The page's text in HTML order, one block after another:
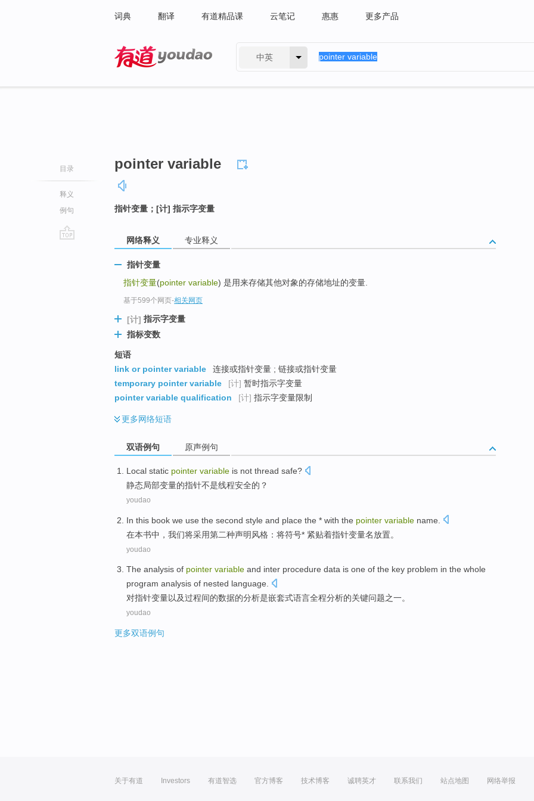
词典 翻译 有道精品课 云笔记 惠惠 更多产品
中英
目录
释义
例句
pointer variable
指针变量；[计] 指示字变量
网络释义 专业释义
指针变量
指针变量(pointer variable) 是用来存储其他对象的存储地址的变量.
基于599个网页-相关网页
[计] 指示字变量
指标变数
短语
link or pointer variable
连接或指针变量 ; 链接或指针变量
temporary pointer variable
[计] 暂时指示字变量
pointer variable qualification
[计] 指示字变量限制
更多网络短语
双语例句 原声例句
Local static pointer variable is not thread safe?
静态局部变量的指针不是线程安全的？
youdao
In this book we use the second style and place the * with the pointer variable name
在本书中， 我们将采用第二种声明 风格 ：将符号* 紧贴着指针变量名放置。
youdao
The analysis of pointer variable and inter procedure data is one of the key problem in the whole
program analysis of nested language.
对指针变量以及过程间的数据的分析是嵌套式语言全程分析的关键问题之一。
youdao
更多双语例句
关于有道 Investors 有道智选 官方博客 技术博客 诚聘英才 联系我们 站点地图 网络举报